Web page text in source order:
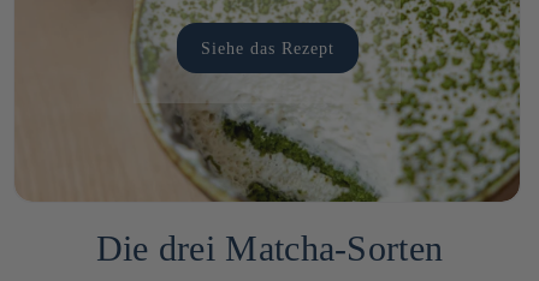
Siehe das Rezept
Die drei Matcha-Sorten